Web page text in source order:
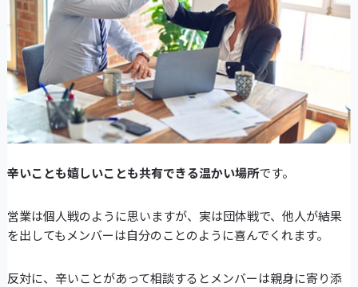
辛いことも嬉しいことも共有できる温かい場所です。
営業は個人戦のように思いますが、実は団体戦で、他人が結果
を出してもメンバーは自分のことのように喜んでくれます。
反対に、辛いことがあって相談するとメンバーは親身に寄り添